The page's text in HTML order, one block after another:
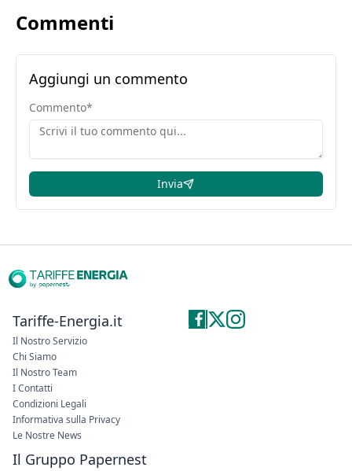
Commenti
Aggiungi un commento
Commento*
Invia
Tariffe-Energia.it
Il Nostro Servizio
Chi Siamo
Il Nostro Team
I Contatti
Condizioni Legali
Informativa sulla Privacy
Le Nostre News
Il Gruppo Papernest